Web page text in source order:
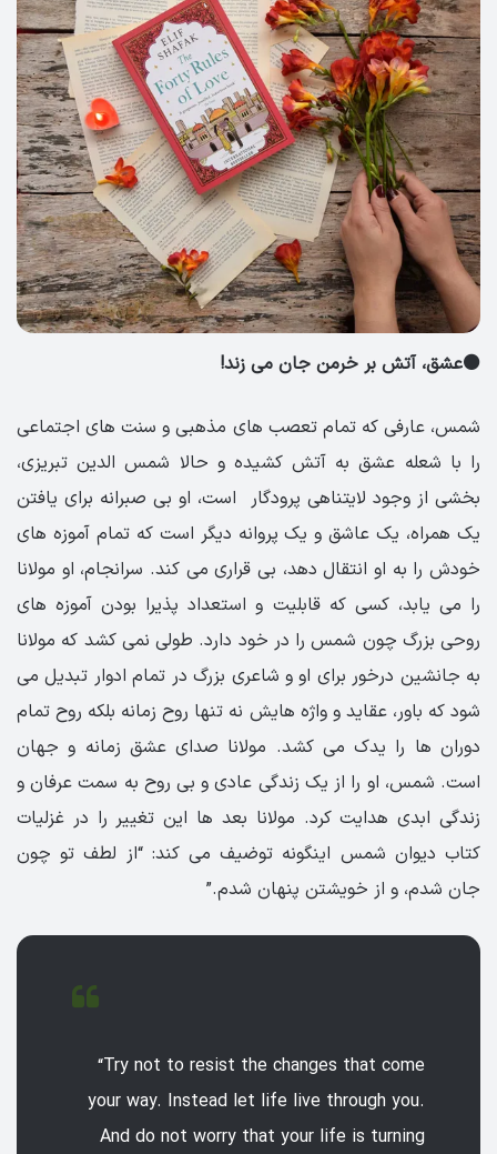
⚫️عشق، آتش بر خرمن جان می زند!
شمس، عارفی که تمام تعصب های مذهبی و سنت های اجتماعی
را با شعله عشق به آتش کشیده و حالا شمس الدین تبریزی،
بخشی از وجود لایتناهی پرودگار است، او بی صبرانه برای یافتن
یک همراه، یک عاشق و یک پروانه دیگر است که تمام آموزه های
خودش را به او انتقال دهد، بی قراری می کند. سرانجام، او مولانا
را می یابد، کسی که قابلیت و استعداد پذیرا بودن آموزه های
روحی بزرگ چون شمس را در خود دارد. طولی نمی کشد که مولانا
به جانشین درخور برای او و شاعری بزرگ در تمام ادوار تبدیل می
شود که باور، عقاید و واژه هایش نه تنها روح زمانه بلکه روح تمام
دوران ها را یدک می کشد. مولانا صدای عشق زمانه و جهان
است. شمس، او را از یک زندگی عادی و بی روح به سمت عرفان و
زندگی ابدی هدایت کرد. مولانا بعد ها این تغییر را در غزلیات
کتاب دیوان شمس اینگونه توضیف می کند: “از لطف تو چون
جان شدم، و از خویشتن پنهان شدم.”
“Try not to resist the changes that come
your way. Instead let life live through you.
And do not worry that your life is turning